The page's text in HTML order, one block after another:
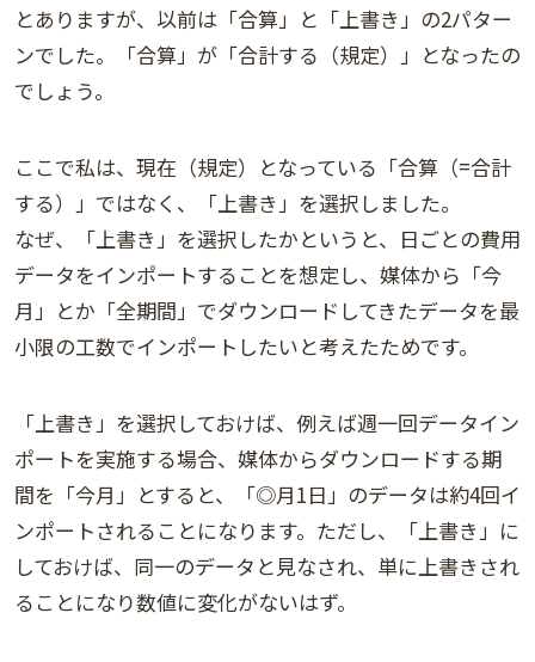
とありますが、以前は「合算」と「上書き」の2パター
ンでした。「合算」が「合計する（規定）」となったの
でしょう。
ここで私は、現在（規定）となっている「合算（=合計
する）」ではなく、「上書き」を選択しました。
なぜ、「上書き」を選択したかというと、日ごとの費用
データをインポートすることを想定し、媒体から「今
月」とか「全期間」でダウンロードしてきたデータを最
小限の工数でインポートしたいと考えたためです。
「上書き」を選択しておけば、例えば週一回データイン
ポートを実施する場合、媒体からダウンロードする期
間を「今月」とすると、「◎月1日」のデータは約4回イ
ンポートされることになります。ただし、「上書き」に
しておけば、同一のデータと見なされ、単に上書きされ
ることになり数値に変化がないはず。